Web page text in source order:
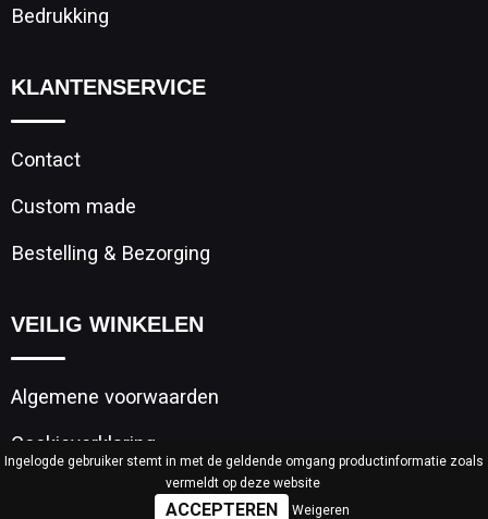
Bedrukking
KLANTENSERVICE
Contact
Custom made
Bestelling & Bezorging
VEILIG WINKELEN
Algemene voorwaarden
Cookieverklaring
Privacyverklaring
Ingelogde gebruiker stemt in met de geldende omgang productinformatie zoals
vermeldt op deze website
Weigeren